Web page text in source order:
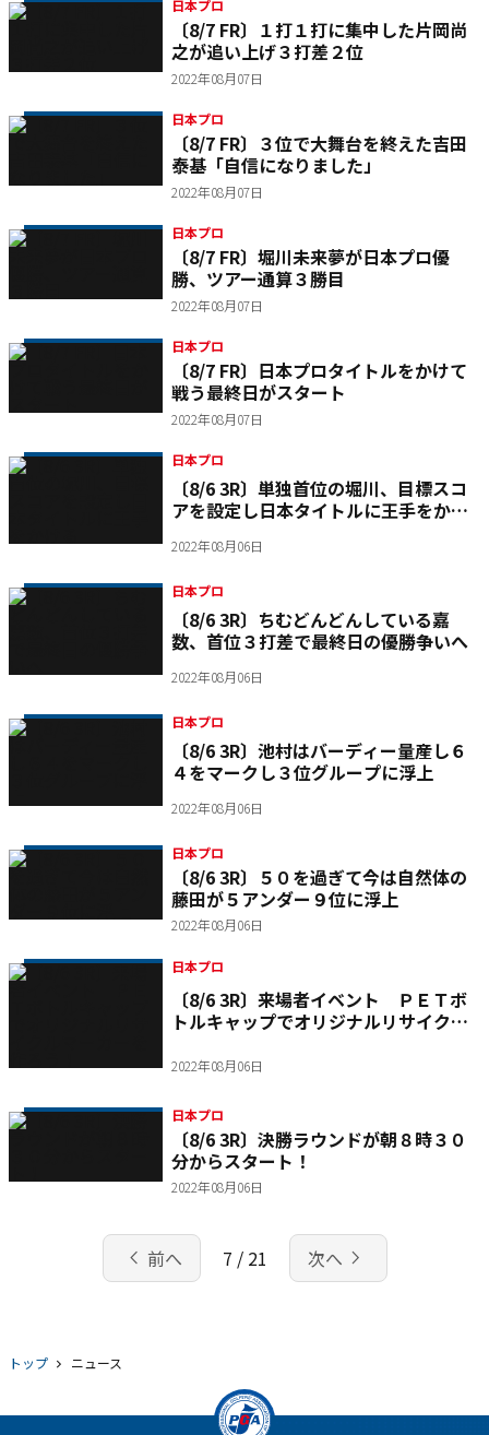
日本プロ
〔8/7 FR〕１打１打に集中した片岡尚
之が追い上げ３打差２位
2022年08月07日
日本プロ
〔8/7 FR〕３位で大舞台を終えた吉田
泰基「自信になりました」
2022年08月07日
日本プロ
〔8/7 FR〕堀川未来夢が日本プロ優
勝、ツアー通算３勝目
2022年08月07日
日本プロ
〔8/7 FR〕日本プロタイトルをかけて
戦う最終日がスタート
2022年08月07日
日本プロ
〔8/6 3R〕単独首位の堀川、目標スコ
アを設定し日本タイトルに王手をかけ
2022年08月06日
日本プロ
〔8/6 3R〕ちむどんどんしている嘉
数、首位３打差で最終日の優勝争いへ
2022年08月06日
日本プロ
〔8/6 3R〕池村はバーディー量産し６
４をマークし３位グループに浮上
2022年08月06日
日本プロ
〔8/6 3R〕５０を過ぎて今は自然体の
藤田が５アンダー９位に浮上
2022年08月06日
日本プロ
〔8/6 3R〕来場者イベント ＰＥＴボ
トルキャップでオリジナルリサイクル
2022年08月06日
日本プロ
〔8/6 3R〕決勝ラウンドが朝８時３０
分からスタート！
2022年08月06日
chevron_left 前へ 7 / 21 次へ navigate_next
トップ ニュース